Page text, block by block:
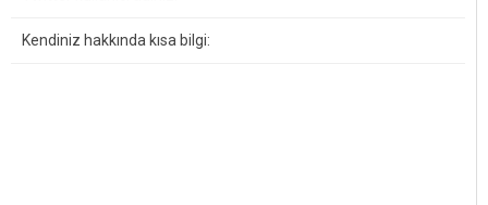
Kendiniz hakkında kısa bilgi: